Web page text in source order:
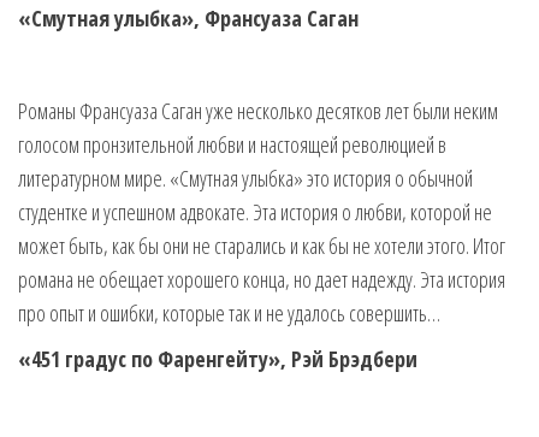
«Смутная улыбка», Франсуаза Саган
Романы Франсуаза Саган уже несколько десятков лет были неким
голосом пронзительной любви и настоящей революцией в
литературном мире. «Смутная улыбка» это история о обычной
студентке и успешном адвокате. Эта история о любви, которой не
может быть, как бы они не старались и как бы не хотели этого. Итог
романа не обещает хорошего конца, но дает надежду. Эта история
про опыт и ошибки, которые так и не удалось совершить…
«451 градус по Фаренгейту», Рэй Брэдбери